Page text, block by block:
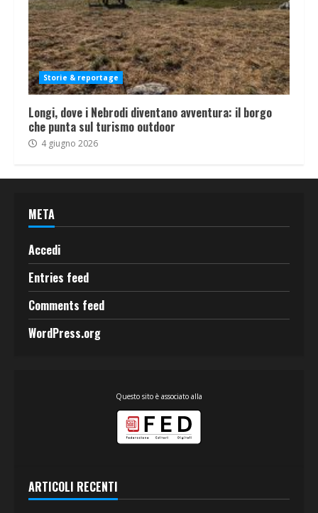
Storie & reportage
Longi, dove i Nebrodi diventano avventura: il borgo
che punta sul turismo outdoor
4 giugno 2026
META
Accedi
Entries feed
Comments feed
WordPress.org
Questo sito è associato alla
ARTICOLI RECENTI